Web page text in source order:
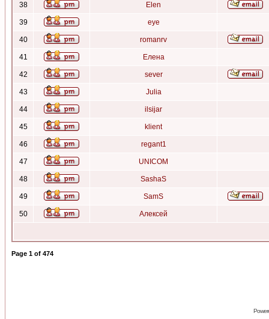
38 Elen
39 eye
40 romanrv
41 Елена
42 sever
43 Julia
44 ilsijar
45 klient
46 regant1
47 UNICOM
48 SashaS
49 SamS
50 Алексей
Page 1 of 474